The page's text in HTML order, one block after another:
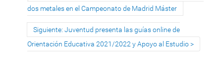
dos metales en el Campeonato de Madrid Máster
Siguiente: Juventud presenta las guías online de
Orientación Educativa 2021/2022 y Apoyo al Estudio